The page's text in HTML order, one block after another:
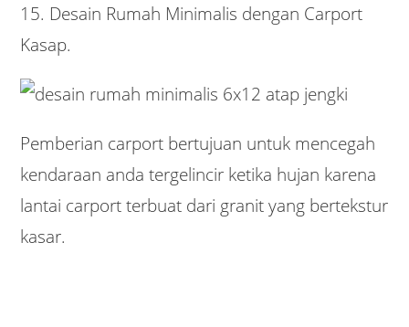
15. Desain Rumah Minimalis dengan Carport
Kasap.
Pemberian carport bertujuan untuk mencegah
kendaraan anda tergelincir ketika hujan karena
lantai carport terbuat dari granit yang bertekstur
kasar.